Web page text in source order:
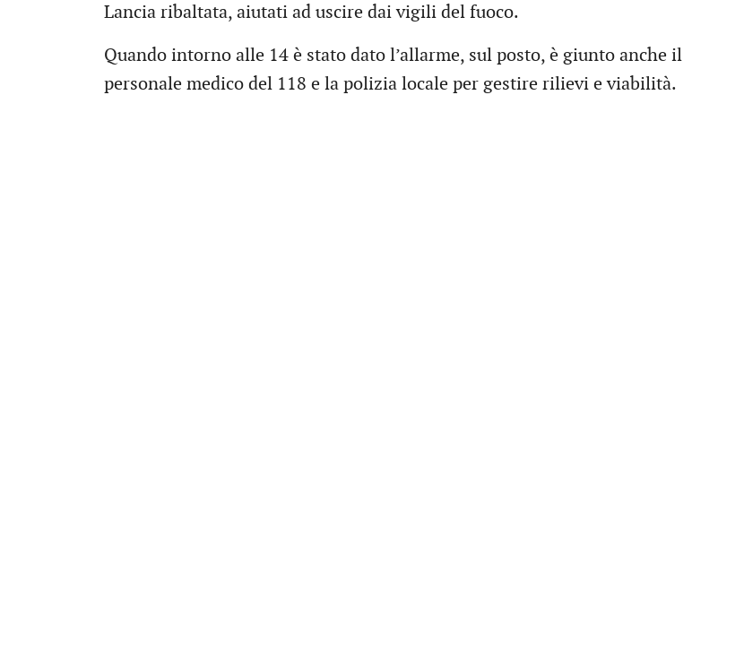
Lancia ribaltata, aiutati ad uscire dai vigili del fuoco.
Quando intorno alle 14 è stato dato l’allarme, sul posto, è giunto anche il
personale medico del 118 e la polizia locale per gestire rilievi e viabilità.